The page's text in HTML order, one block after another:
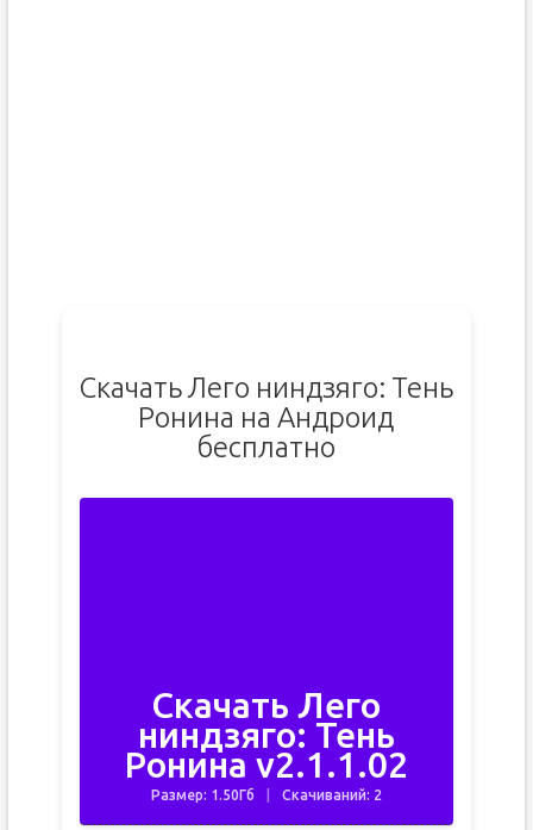
Скачать Лего ниндзяго: Тень
Ронина на Андроид
бесплатно
Скачать Лего
ниндзяго: Тень
Ронина v2.1.1.02
Размер: 1.50Гб Скачиваний: 2